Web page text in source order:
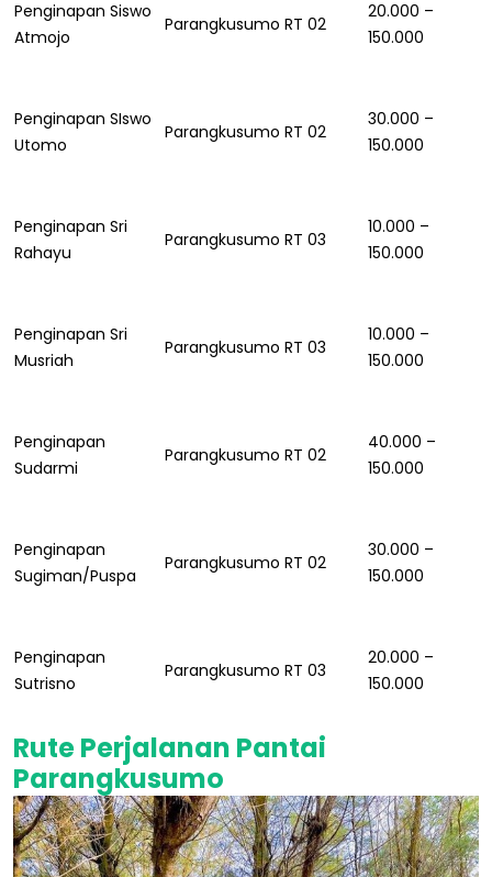
Penginapan Siswo
Atmojo
Parangkusumo RT 02
20.000 –
150.000
Penginapan SIswo
Utomo
Parangkusumo RT 02
30.000 –
150.000
Penginapan Sri
Rahayu
Parangkusumo RT 03
10.000 –
150.000
Penginapan Sri
Musriah
Parangkusumo RT 03
10.000 –
150.000
Penginapan
Sudarmi
Parangkusumo RT 02
40.000 –
150.000
Penginapan
Sugiman/Puspa
Parangkusumo RT 02
30.000 –
150.000
Penginapan
Sutrisno
Parangkusumo RT 03
20.000 –
150.000
Rute Perjalanan Pantai
Parangkusumo